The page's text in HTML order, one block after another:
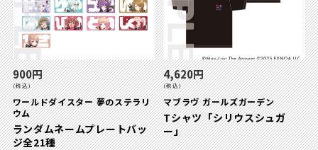
900円
(税込)
ワールドダイスター 夢のステラリ
ウム
ランダムネームプレートバッ
ジ全21種
4,620円
(税込)
マブラヴ ガールズガーデン
Tシャツ「シリウスシュガ
ー」